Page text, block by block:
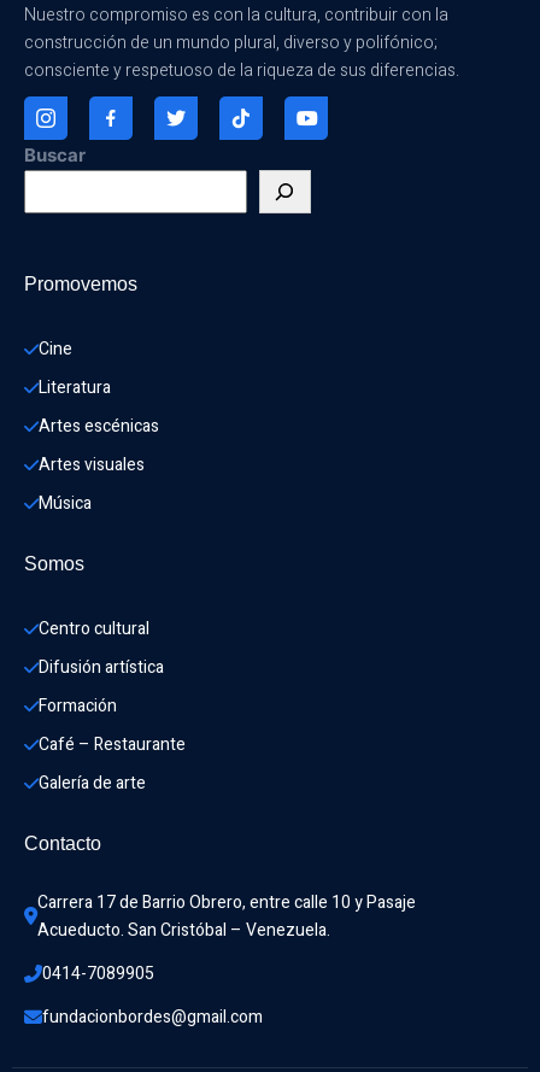
Nuestro compromiso es con la cultura, contribuir con la
construcción de un mundo plural, diverso y polifónico;
consciente y respetuoso de la riqueza de sus diferencias.
Buscar
Promovemos
Cine
Literatura
Artes escénicas
Artes visuales
Música
Somos
Centro cultural
Difusión artística
Formación
Café – Restaurante
Galería de arte
Contacto
Carrera 17 de Barrio Obrero, entre calle 10 y Pasaje
Acueducto. San Cristóbal – Venezuela.
0414-7089905
fundacionbordes@gmail.com